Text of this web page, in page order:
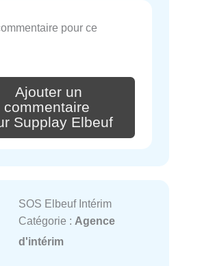
pour ce
Ajouter un
commentaire
Supplay Elbeuf
SOS Elbeuf Intérim
Catégorie : Agence
d'intérim